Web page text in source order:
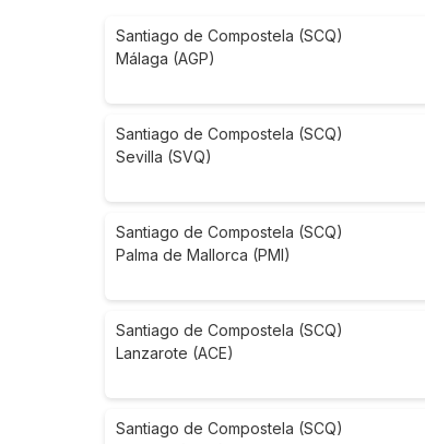
Santiago de Compostela (SCQ)
Málaga (AGP)
Santiago de Compostela (SCQ)
Sevilla (SVQ)
Santiago de Compostela (SCQ)
Palma de Mallorca (PMI)
Santiago de Compostela (SCQ)
Lanzarote (ACE)
Santiago de Compostela (SCQ)